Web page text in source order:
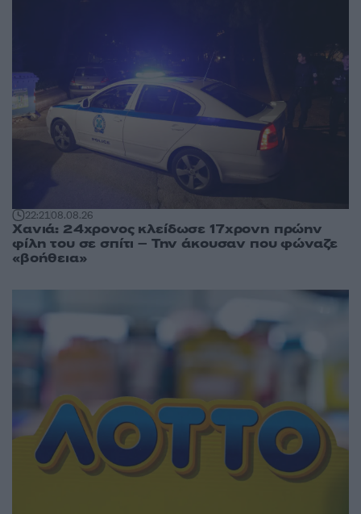
22:2108.08.26
Χανιά: 24χρονος κλείδωσε 17χρονη πρώην
φίλη του σε σπίτι – Την άκουσαν που φώναζε
«βοήθεια»